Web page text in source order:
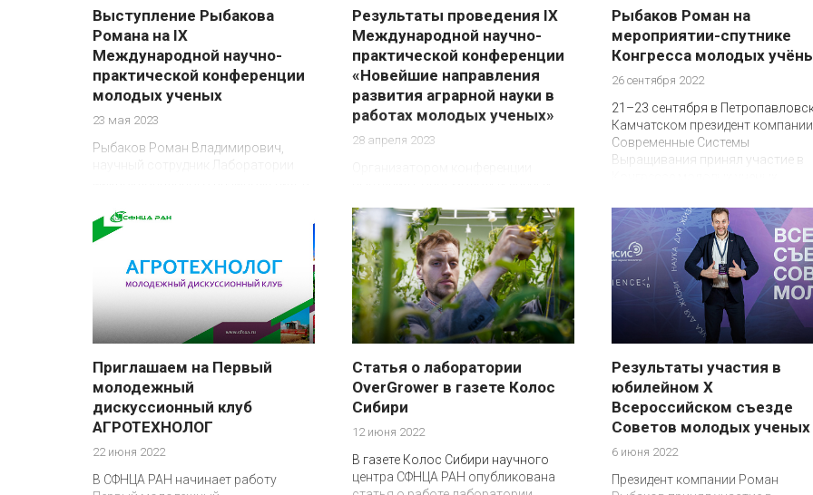
Выступление Рыбакова
Романа на IX
Международной научно-
практической конференции
молодых ученых
23 мая 2023
Рыбаков Роман Владимирович,
научный сотрудник Лаборатории
ученых выступил с докладом на тему
“Автоматизация и технико-
культивационных сооружений”.
Результаты проведения IX
Международной научно-
практической конференции
«Новейшие направления
развития аграрной науки в
работах молодых ученых»
28 апреля 2023
Председателя СМУ Рыбакова
Романа Владимировича
Рыбаков Роман на
мероприятии-спутнике
Конгресса молодых
26 сентября 2022
21–23 сентября в
Камчатском президент компании
Современные Системы
Выращивания принял участие в
Приглашаем на Первый
молодежный
дискуссионный клуб
АГРОТЕХНОЛОГ
22 июня 2022
В СФНЦА РАН начинает работу
Статья о лаборатории
OverGrower в газете Колос
Сибири
12 июня 2022
В газете Колос Сибири научного
центра СФНЦА РАН опубликована
Результаты участия в
юбилейном Х
Всероссийском съезде
Советов молодых ученых
6 июня 2022
Президент компании Роман